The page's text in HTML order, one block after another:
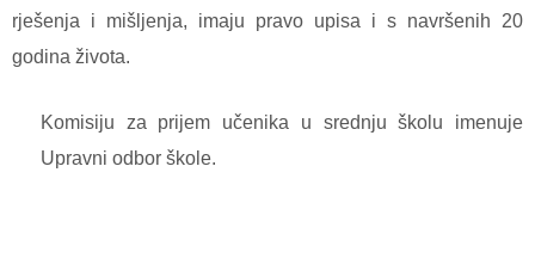
rješenja i mišljenja, imaju pravo upisa i s navršenih 20
godina života.
Komisiju za prijem učenika u srednju školu imenuje
Upravni odbor škole.